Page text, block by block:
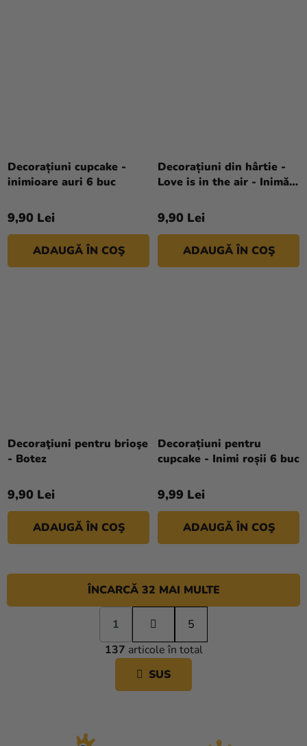
Decorațiuni cupcake -
inimioare auri 6 buc
9,90 Lei
ADAUGĂ ÎN COŞ
Decorațiuni din hârtie -
Love is in the air - Inimă
9,90 Lei
ADAUGĂ ÎN COŞ
Decoraţiuni pentru brioşe
- Botez
9,90 Lei
ADAUGĂ ÎN COŞ
Decorațiuni pentru
cupcake - Inimi roșii 6 buc
9,99 Lei
ADAUGĂ ÎN COŞ
C
O
N
T
ÎNCARCĂ 32 MAI MULTE
P
a
g
i
a
r
1
5
137 articole în total
SUS